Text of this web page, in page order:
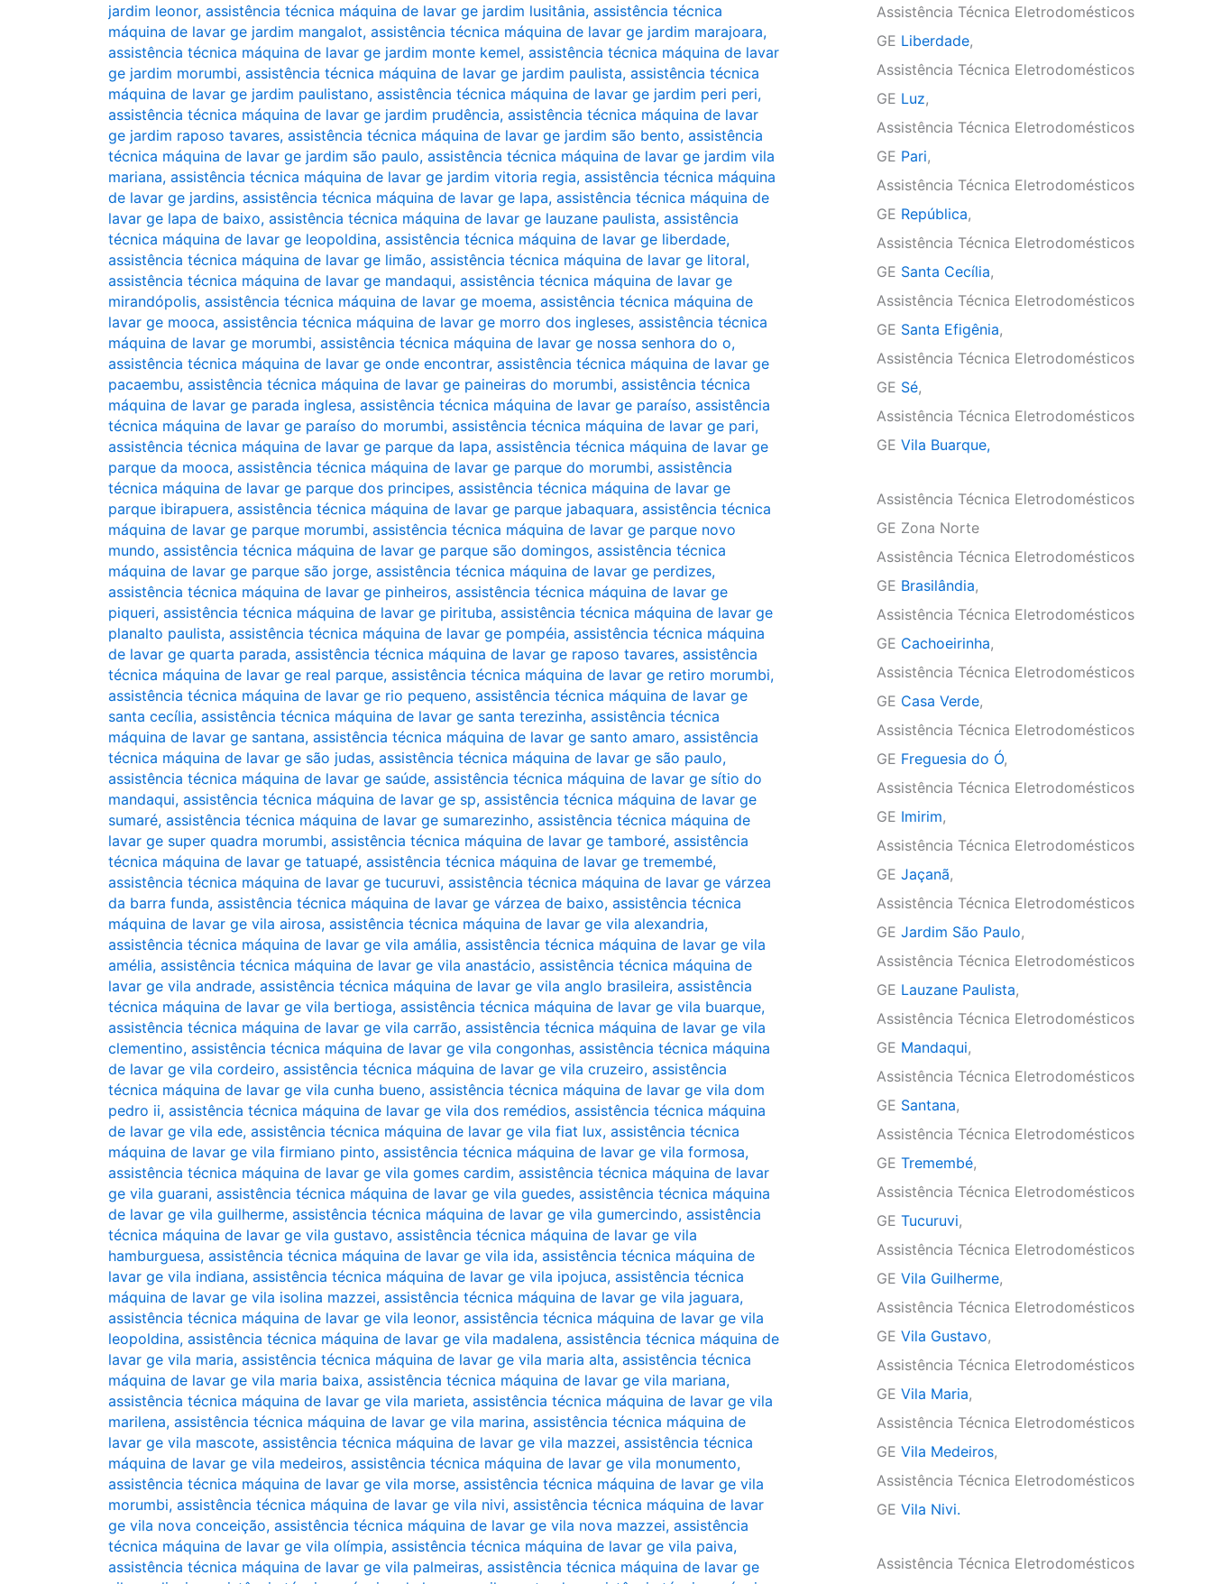
jardim leonor, assistência técnica máquina de lavar ge jardim lusitânia, assistência técnica
máquina de lavar ge jardim mangalot, assistência técnica máquina de lavar ge jardim marajoara,
assistência técnica máquina de lavar ge jardim monte kemel, assistência técnica máquina de lavar
ge jardim morumbi, assistência técnica máquina de lavar ge jardim paulista, assistência técnica
máquina de lavar ge jardim paulistano, assistência técnica máquina de lavar ge jardim peri peri,
assistência técnica máquina de lavar ge jardim prudência, assistência técnica máquina de lavar
ge jardim raposo tavares, assistência técnica máquina de lavar ge jardim são bento, assistência
técnica máquina de lavar ge jardim são paulo, assistência técnica máquina de lavar ge jardim vila
mariana, assistência técnica máquina de lavar ge jardim vitoria regia, assistência técnica máquina
de lavar ge jardins, assistência técnica máquina de lavar ge lapa, assistência técnica máquina de
lavar ge lapa de baixo, assistência técnica máquina de lavar ge lauzane paulista, assistência
técnica máquina de lavar ge leopoldina, assistência técnica máquina de lavar ge liberdade,
assistência técnica máquina de lavar ge limão, assistência técnica máquina de lavar ge litoral,
assistência técnica máquina de lavar ge mandaqui, assistência técnica máquina de lavar ge
mirandópolis, assistência técnica máquina de lavar ge moema, assistência técnica máquina de
lavar ge mooca, assistência técnica máquina de lavar ge morro dos ingleses, assistência técnica
máquina de lavar ge morumbi, assistência técnica máquina de lavar ge nossa senhora do o,
assistência técnica máquina de lavar ge onde encontrar, assistência técnica máquina de lavar ge
pacaembu, assistência técnica máquina de lavar ge paineiras do morumbi, assistência técnica
máquina de lavar ge parada inglesa, assistência técnica máquina de lavar ge paraíso, assistência
técnica máquina de lavar ge paraíso do morumbi, assistência técnica máquina de lavar ge pari,
assistência técnica máquina de lavar ge parque da lapa, assistência técnica máquina de lavar ge
parque da mooca, assistência técnica máquina de lavar ge parque do morumbi, assistência
técnica máquina de lavar ge parque dos principes, assistência técnica máquina de lavar ge
parque ibirapuera, assistência técnica máquina de lavar ge parque jabaquara, assistência técnica
máquina de lavar ge parque morumbi, assistência técnica máquina de lavar ge parque novo
mundo, assistência técnica máquina de lavar ge parque são domingos, assistência técnica
máquina de lavar ge parque são jorge, assistência técnica máquina de lavar ge perdizes,
assistência técnica máquina de lavar ge pinheiros, assistência técnica máquina de lavar ge
piqueri, assistência técnica máquina de lavar ge pirituba, assistência técnica máquina de lavar ge
planalto paulista, assistência técnica máquina de lavar ge pompéia, assistência técnica máquina
de lavar ge quarta parada, assistência técnica máquina de lavar ge raposo tavares, assistência
técnica máquina de lavar ge real parque, assistência técnica máquina de lavar ge retiro morumbi,
assistência técnica máquina de lavar ge rio pequeno, assistência técnica máquina de lavar ge
santa cecília, assistência técnica máquina de lavar ge santa terezinha, assistência técnica
máquina de lavar ge santana, assistência técnica máquina de lavar ge santo amaro, assistência
técnica máquina de lavar ge são judas, assistência técnica máquina de lavar ge são paulo,
assistência técnica máquina de lavar ge saúde, assistência técnica máquina de lavar ge sítio do
mandaqui, assistência técnica máquina de lavar ge sp, assistência técnica máquina de lavar ge
sumaré, assistência técnica máquina de lavar ge sumarezinho, assistência técnica máquina de
lavar ge super quadra morumbi, assistência técnica máquina de lavar ge tamboré, assistência
técnica máquina de lavar ge tatuapé, assistência técnica máquina de lavar ge tremembé,
assistência técnica máquina de lavar ge tucuruvi, assistência técnica máquina de lavar ge várzea
da barra funda, assistência técnica máquina de lavar ge várzea de baixo, assistência técnica
máquina de lavar ge vila airosa, assistência técnica máquina de lavar ge vila alexandria,
assistência técnica máquina de lavar ge vila amália, assistência técnica máquina de lavar ge vila
amélia, assistência técnica máquina de lavar ge vila anastácio, assistência técnica máquina de
lavar ge vila andrade, assistência técnica máquina de lavar ge vila anglo brasileira, assistência
técnica máquina de lavar ge vila bertioga, assistência técnica máquina de lavar ge vila buarque,
assistência técnica máquina de lavar ge vila carrão, assistência técnica máquina de lavar ge vila
clementino, assistência técnica máquina de lavar ge vila congonhas, assistência técnica máquina
de lavar ge vila cordeiro, assistência técnica máquina de lavar ge vila cruzeiro, assistência
técnica máquina de lavar ge vila cunha bueno, assistência técnica máquina de lavar ge vila dom
pedro ii, assistência técnica máquina de lavar ge vila dos remédios, assistência técnica máquina
de lavar ge vila ede, assistência técnica máquina de lavar ge vila fiat lux, assistência técnica
máquina de lavar ge vila firmiano pinto, assistência técnica máquina de lavar ge vila formosa,
assistência técnica máquina de lavar ge vila gomes cardim, assistência técnica máquina de lavar
ge vila guarani, assistência técnica máquina de lavar ge vila guedes, assistência técnica máquina
de lavar ge vila guilherme, assistência técnica máquina de lavar ge vila gumercindo, assistência
técnica máquina de lavar ge vila gustavo, assistência técnica máquina de lavar ge vila
hamburguesa, assistência técnica máquina de lavar ge vila ida, assistência técnica máquina de
lavar ge vila indiana, assistência técnica máquina de lavar ge vila ipojuca, assistência técnica
máquina de lavar ge vila isolina mazzei, assistência técnica máquina de lavar ge vila jaguara,
assistência técnica máquina de lavar ge vila leonor, assistência técnica máquina de lavar ge vila
leopoldina, assistência técnica máquina de lavar ge vila madalena, assistência técnica máquina de
lavar ge vila maria, assistência técnica máquina de lavar ge vila maria alta, assistência técnica
máquina de lavar ge vila maria baixa, assistência técnica máquina de lavar ge vila mariana,
assistência técnica máquina de lavar ge vila marieta, assistência técnica máquina de lavar ge vila
marilena, assistência técnica máquina de lavar ge vila marina, assistência técnica máquina de
lavar ge vila mascote, assistência técnica máquina de lavar ge vila mazzei, assistência técnica
máquina de lavar ge vila medeiros, assistência técnica máquina de lavar ge vila monumento,
assistência técnica máquina de lavar ge vila morse, assistência técnica máquina de lavar ge vila
morumbi, assistência técnica máquina de lavar ge vila nivi, assistência técnica máquina de lavar
ge vila nova conceição, assistência técnica máquina de lavar ge vila nova mazzei, assistência
técnica máquina de lavar ge vila olímpia, assistência técnica máquina de lavar ge vila paiva,
assistência técnica máquina de lavar ge vila palmeiras, assistência técnica máquina de lavar ge
Assistência Técnica Eletrodomésticos
GE Liberdade,
Assistência Técnica Eletrodomésticos
GE Luz,
Assistência Técnica Eletrodomésticos
GE Pari,
Assistência Técnica Eletrodomésticos
GE República,
Assistência Técnica Eletrodomésticos
GE Santa Cecília,
Assistência Técnica Eletrodomésticos
GE Santa Efigênia,
Assistência Técnica Eletrodomésticos
GE Sé,
Assistência Técnica Eletrodomésticos
GE Vila Buarque,
Assistência Técnica Eletrodomésticos
GE Zona Norte
Assistência Técnica Eletrodomésticos
GE Brasilândia,
Assistência Técnica Eletrodomésticos
GE Cachoeirinha,
Assistência Técnica Eletrodomésticos
GE Casa Verde,
Assistência Técnica Eletrodomésticos
GE Freguesia do Ó,
Assistência Técnica Eletrodomésticos
GE Imirim,
Assistência Técnica Eletrodomésticos
GE Jaçanã,
Assistência Técnica Eletrodomésticos
GE Jardim São Paulo,
Assistência Técnica Eletrodomésticos
GE Lauzane Paulista,
Assistência Técnica Eletrodomésticos
GE Mandaqui,
Assistência Técnica Eletrodomésticos
GE Santana,
Assistência Técnica Eletrodomésticos
GE Tremembé,
Assistência Técnica Eletrodomésticos
GE Tucuruvi,
Assistência Técnica Eletrodomésticos
GE Vila Guilherme,
Assistência Técnica Eletrodomésticos
GE Vila Gustavo,
Assistência Técnica Eletrodomésticos
GE Vila Maria,
Assistência Técnica Eletrodomésticos
GE Vila Medeiros,
Assistência Técnica Eletrodomésticos
GE Vila Nivi.
Assistência Técnica Eletrodomésticos